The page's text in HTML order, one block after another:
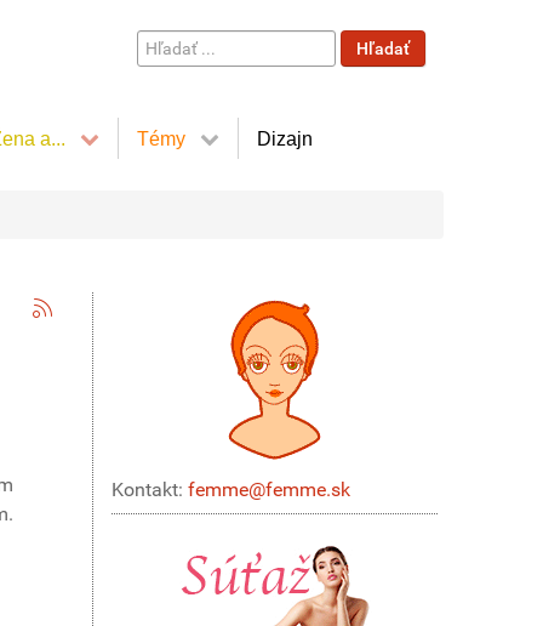
Hľadať
...
Hľadať
a... Témy Dizajn
Kontakt: femme@femme.sk